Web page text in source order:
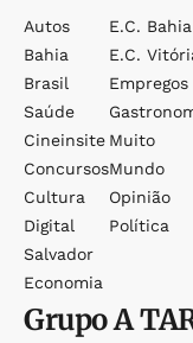
Autos
Bahia
Brasil
Saúde
Cineinsite
Concursos
Cultura
Digital
Salvador
Economia
E.c. Bahia
E.c.
Empregos
Muito
Mundo
Opinião
Política
GrupoA